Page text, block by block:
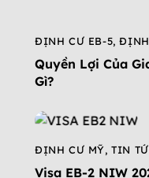
ĐỊNH CƯ EB-5,
Quyền Lợi Của
Gì?
ĐỊNH CƯ MỸ,TIN
Visa EB-2 NIW